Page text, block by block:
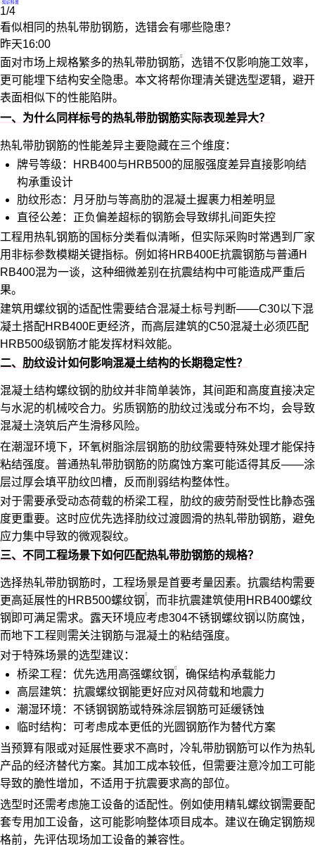
·知识科普
1/4
看似相同的热轧带肋钢筋，选错会有哪些隐患？
昨天16:00
面对市场上规格繁多的热轧带肋钢筋，选错不仅影响施工效率，
更可能埋下结构安全隐患。本文将帮你理清关键选型逻辑，避开
表面相似下的性能陷阱。
一、为什么同样标号的热轧带肋钢筋实际表现差异大？
热轧带肋钢筋的性能差异主要隐藏在三个维度：
牌号等级：HRB400与HRB500的屈服强度差异直接影响结
构承重设计
肋纹形态：月牙肋与等高肋的混凝土握裹力相差明显
直径公差：正负偏差超标的钢筋会导致绑扎间距失控
工程用热轧钢筋的国标分类看似清晰，但实际采购时常遇到厂家
用非标参数模糊关键指标。例如将HRB400E抗震钢筋与普通H
RB400混为一谈，这种细微差别在抗震结构中可能造成严重后
果。
建筑用螺纹钢的适配性需要结合混凝土标号判断——C30以下混
凝土搭配HRB400E更经济，而高层建筑的C50混凝土必须匹配
HRB500级钢筋才能发挥材料效能。
二、肋纹设计如何影响混凝土结构的长期稳定性？
混凝土结构螺纹钢的肋纹并非简单装饰，其间距和高度直接决定
与水泥的机械咬合力。劣质钢筋的肋纹过浅或分布不均，会导致
混凝土浇筑后产生滑移风险。
在潮湿环境下，环氧树脂涂层钢筋的肋纹需要特殊处理才能保持
粘结强度。普通热轧带肋钢筋的防腐蚀方案可能适得其反——涂
层过厚会填平肋纹凹槽，反而削弱结构整体性。
对于需要承受动态荷载的桥梁工程，肋纹的疲劳耐受性比静态强
度更重要。这时应优先选择肋纹过渡圆滑的热轧带肋钢筋，避免
应力集中导致的微观裂纹。
三、不同工程场景下如何匹配热轧带肋钢筋的规格？
选择热轧带肋钢筋时，工程场景是首要考量因素。抗震结构需要
更高延展性的HRB500螺纹钢 ，而非抗震建筑使用 HRB400螺纹
钢 即可满足需求。露天环境应考虑304不锈钢螺纹钢以防腐蚀，
而地下工程则需关注钢筋与混凝土的粘结强度。
对于特殊场景的选型建议：
桥梁工程：优先选用 高强螺纹钢 ，确保结构承载能力
高层建筑： 抗震螺纹钢能更好应对风荷载和地震力
潮湿环境： 不锈钢钢筋或特殊涂层钢筋可延缓锈蚀
临时结构：可考虑成本更低的光圆钢筋作为替代方案
当预算有限或对延展性要求不高时， 冷轧带肋钢筋可以作为热轧
产品的经济替代方案。其加工成本较低，但需要注意冷加工可能
导致的脆性增加，不适用于抗震要求高的部位。
选型时还需考虑施工设备的适配性。例如使用精轧螺纹钢需要配
套专用加工设备，这可能影响整体项目成本。建议在确定钢筋规
格前，先评估现场加工设备的兼容性。